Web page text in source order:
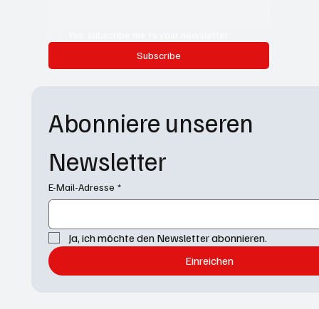
Subscribe
Abonniere unseren
Newsletter
E-Mail-Adresse *
Ja, ich möchte den Newsletter abonnieren.
Einreichen